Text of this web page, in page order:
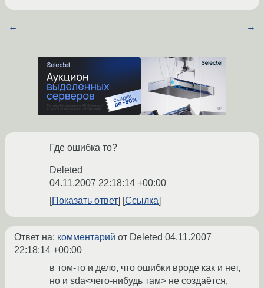
← →
Где ошибка то?
Deleted
04.11.2007 22:18:14 +00:00
Показать ответ
Ссылка
Ответ на: комментарий от Deleted 04.11.2007
22:18:14 +00:00
в том-то и дело, что ошибки вроде как и нет,
но и sda<чего-нибудь там> не создаётся,